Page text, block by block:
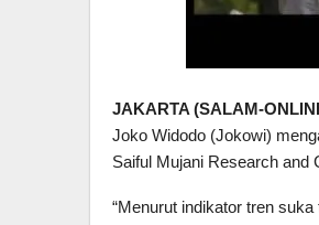
JAKARTA (SALAM-
Joko Widodo (Jokowi)
Saiful Mujani Research and
“Menurut indikator tren